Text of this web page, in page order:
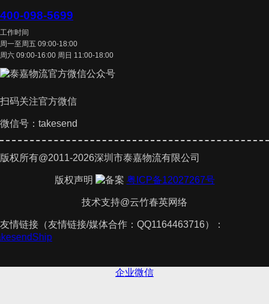
400-098-5699
工作时间
周一至周五 09:00-18:00
周六 09:00-16:00 周日 11:00-18:00
扫码关注官方微信
微信号：takesend
版权所有@2011-2026深圳市泰嘉物流有限公司
版权声明 粤ICP备12027267号
技术支持@云竹春英网络
友情链接（友情链接/媒体合作：QQ1164463716）：
企业微信